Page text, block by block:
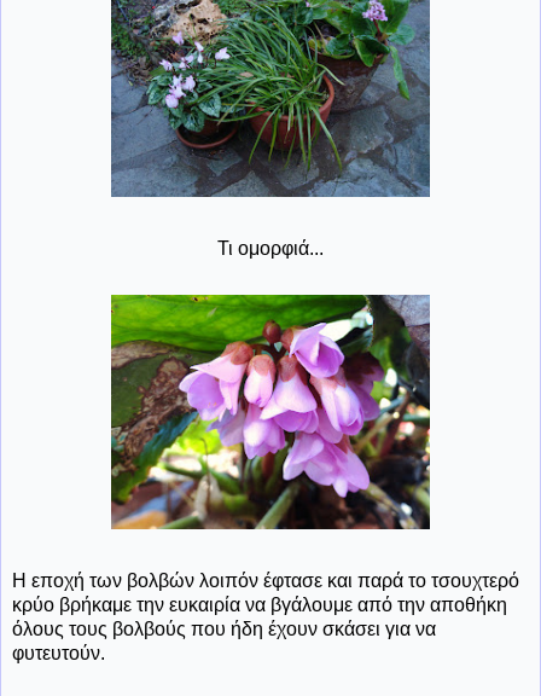
Τι ομορφιά...
Η εποχή των βολβών λοιπόν έφτασε και παρά το τσουχτερό
κρύο βρήκαμε την ευκαιρία να βγάλουμε από την αποθήκη
όλους τους βολβούς που ήδη έχουν σκάσει για να
φυτευτούν.